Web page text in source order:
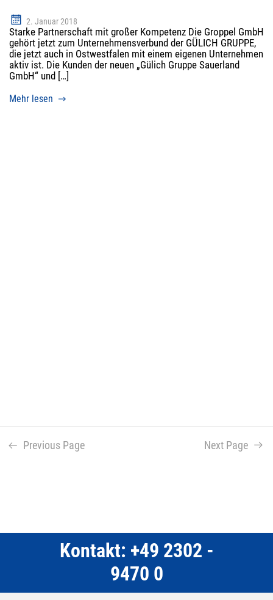
2. Januar 2018
Starke Partnerschaft mit großer Kompetenz Die Groppel GmbH
gehört jetzt zum Unternehmensverbund der GÜLICH GRUPPE,
die jetzt auch in Ostwestfalen mit einem eigenen Unternehmen
aktiv ist. Die Kunden der neuen „Gülich Gruppe Sauerland
GmbH“ und […]
Mehr lesen
Previous Page Next Page
Kontakt: +49 2302 -
9470 0